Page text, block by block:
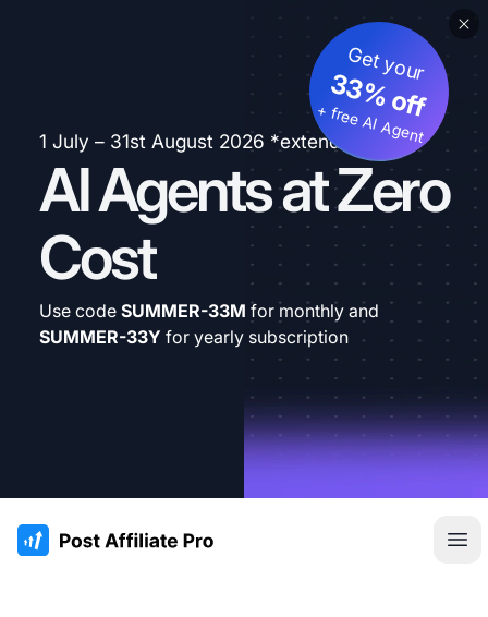
1 July – 31st August 2026 *extended
AI Agents at Zero
Cost
Get your
33% off
+ free AI Agent
Use code SUMMER-33M for monthly and
SUMMER-33Y for yearly subscription
:site.title